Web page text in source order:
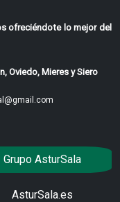
ofreciéndote lo mejor del
Oviedo, Mieres y Siero
Grupo AsturSala
AsturSala.es